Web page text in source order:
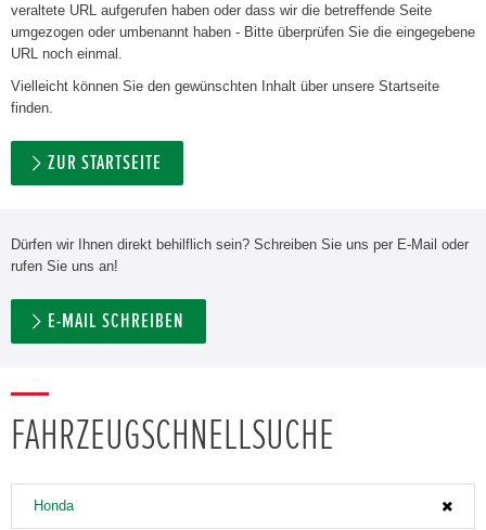
veraltete URL aufgerufen haben oder dass wir die betreffende Seite
umgezogen oder umbenannt haben - Bitte überprüfen Sie die eingegebene
URL noch einmal.
Vielleicht können Sie den gewünschten Inhalt über unsere Startseite
finden.
ZUR STARTSEITE
Dürfen wir Ihnen direkt behilflich sein? Schreiben Sie uns per E-Mail oder
rufen Sie uns an!
E-MAIL SCHREIBEN
FAHRZEUGSCHNELLSUCHE
Honda